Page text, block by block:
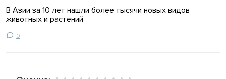
В Азии за 10 лет нашли более тысячи новых видов
животных и растений
0